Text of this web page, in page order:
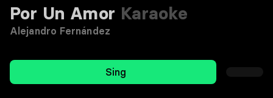
Por Un Amor Karaoke
Alejandro Fernández
Sing